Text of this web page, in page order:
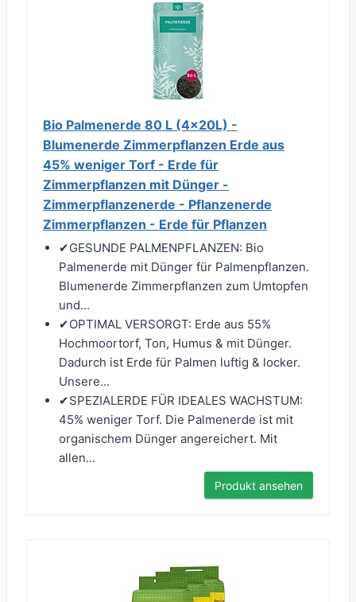
Bio Palmenerde 80 L (4x20L) -
Blumenerde Zimmerpflanzen Erde aus
45% weniger Torf - Erde für
Zimmerpflanzen mit Dünger -
Zimmerpflanzenerde - Pflanzenerde
Zimmerpflanzen - Erde für Pflanzen
✔︎GESUNDE PALMENPFLANZEN: Bio
Palmenerde mit Dünger für Palmenpflanzen.
Blumenerde Zimmerpflanzen zum Umtopfen
und...
✔︎OPTIMAL VERSORGT: Erde aus 55%
Hochmoortorf, Ton, Humus & mit Dünger.
Dadurch ist Erde für Palmen luftig & locker.
Unsere...
✔︎SPEZIALERDE FÜR IDEALES WACHSTUM:
45% weniger Torf. Die Palmenerde ist mit
organischem Dünger angereichert. Mit
allen...
Produkt ansehen